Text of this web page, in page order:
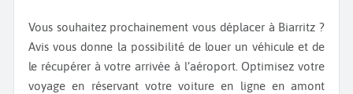
Vous souhaitez prochainement vous déplacer à Biarritz ?
Avis vous donne la possibilité de louer un véhicule et de
le récupérer à votre arrivée à l’aéroport. Optimisez votre
voyage en réservant votre voiture en ligne en amont